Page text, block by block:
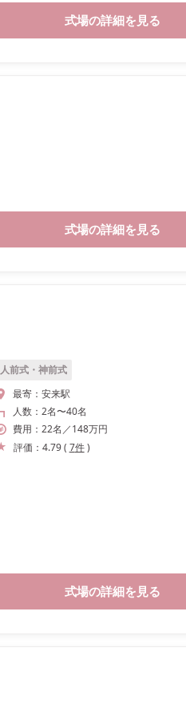
式場の詳細を見る
式場の詳細を見る
人前式・神前式
最寄： 安来駅
人数： 2名〜40名
費用： 22名 ／148万円
評価： 4.79( 7件)
式場の詳細を見る